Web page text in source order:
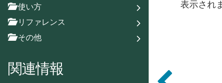
使い方
リファレンス
その他
関連情報
表示され